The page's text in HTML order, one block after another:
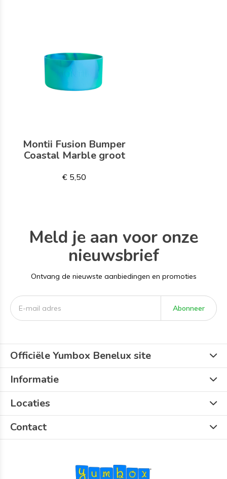
Montii Fusion Bumper
Coastal Marble groot
€ 5,50
Meld je aan voor onze
nieuwsbrief
Ontvang de nieuwste aanbiedingen en promoties
Abonneer
Officiële Yumbox Benelux site
Informatie
Locaties
Contact